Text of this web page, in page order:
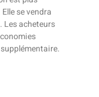
se vendra
Les acheteurs